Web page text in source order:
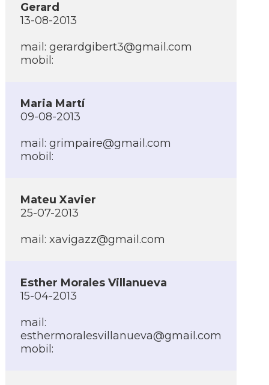
Gerard
13-08-2013
mail: gerardgibert3@gmail.com
mobil:
Maria Martí­
09-08-2013
mail: grimpaire@gmail.com
mobil:
Mateu Xavier
25-07-2013
mail: xavigazz@gmail.com
Esther Morales Villanueva
15-04-2013
mail:
esthermoralesvillanueva@gmail.com
mobil: